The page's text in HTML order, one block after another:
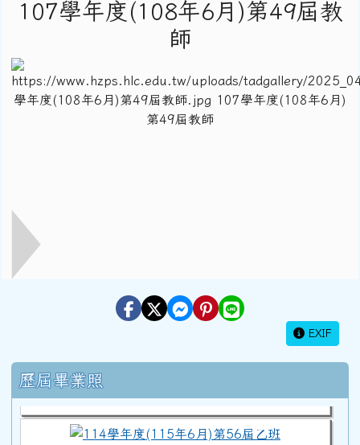
107學年度(108年6月)第49屆教
師
EXIF
右邊區域內容
歷屆畢業照
114學年度(115年6月)第56屆甲班